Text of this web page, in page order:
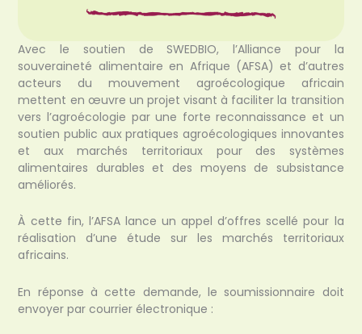
Avec le soutien de SWEDBIO, l’Alliance pour la
souveraineté alimentaire en Afrique (AFSA) et d’autres
acteurs du mouvement agroécologique africain
mettent en œuvre un projet visant à faciliter la transition
vers l’agroécologie par une forte reconnaissance et un
soutien public aux pratiques agroécologiques innovantes
et aux marchés territoriaux pour des systèmes
alimentaires durables et des moyens de subsistance
améliorés.
À cette fin, l’AFSA lance un appel d’offres scellé pour la
réalisation d’une étude sur les marchés territoriaux
africains.
En réponse à cette demande, le soumissionnaire doit
envoyer par courrier électronique :